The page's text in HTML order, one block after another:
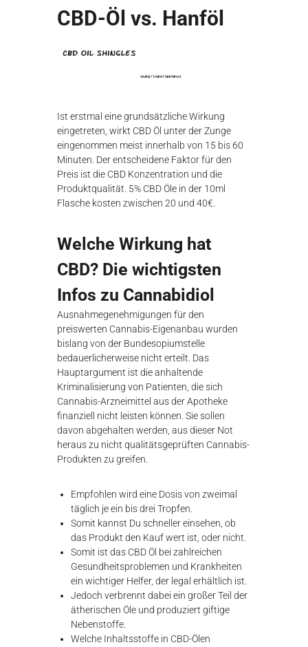
CBD-Öl vs. Hanföl
Ist erstmal eine grundsätzliche Wirkung
eingetreten, wirkt CBD Öl unter der Zunge
eingenommen meist innerhalb von 15 bis 60
Minuten. Der entscheidene Faktor für den
Preis ist die CBD Konzentration und die
Produktqualität. 5% CBD Öle in der 10ml
Flasche kosten zwischen 20 und 40€.
Welche Wirkung hat
CBD? Die wichtigsten
Infos zu Cannabidiol
Ausnahmegenehmigungen für den
preiswerten Cannabis-Eigenanbau wurden
bislang von der Bundesopiumstelle
bedauerlicherweise nicht erteilt. Das
Hauptargument ist die anhaltende
Kriminalisierung von Patienten, die sich
Cannabis-Arzneimittel aus der Apotheke
finanziell nicht leisten können. Sie sollen
davon abgehalten werden, aus dieser Not
heraus zu nicht qualitätsgeprüften Cannabis-
Produkten zu greifen.
Empfohlen wird eine Dosis von zweimal
täglich je ein bis drei Tropfen.
Somit kannst Du schneller einsehen, ob
das Produkt den Kauf wert ist, oder nicht.
Somit ist das CBD Öl bei zahlreichen
Gesundheitsproblemen und Krankheiten
ein wichtiger Helfer, der legal erhältlich ist.
Jedoch verbrennt dabei ein großer Teil der
ätherischen Öle und produziert giftige
Nebenstoffe.
Welche Inhaltsstoffe in CBD-Ölen